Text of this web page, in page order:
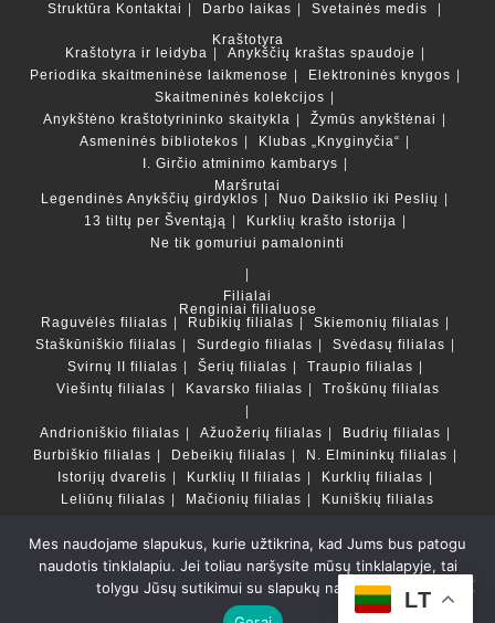
Struktūra Kontaktai Darbo laikas
Svetainės medis
Kraštotyra
Kraštotyra ir leidyba
Anykščių kraštas spaudoje
Periodika skaitmeninėse laikmenose
Elektroninės knygos
Skaitmeninės kolekcijos
Anykštėno kraštotyrininko skaitykla
Žymūs anykštėnai
Asmeninės bibliotekos
Klubas „Knyginyčia“
I. Girčio atminimo kambarys
Maršrutai
Legendinės Anykščių girdyklos
Nuo Daikslio iki Peslių
13 tiltų per Šventąją
Kurklių krašto istorija
Ne tik gomuriui pamaloninti
Filialai
Renginiai filialuose
Raguvėlės filialas
Rubikių filialas
Skiemonių filialas
Staškūniškio filialas
Surdegio filialas
Svėdasų filialas
Svirnų II filialas
Šerių filialas
Traupio filialas
Viešintų filialas
Kavarsko filialas Troškūnų filialas
Andrioniškio filialas Ažuožerių filialas
Budrių filialas
Burbiškio filialas
Debeikių filialas
N. Elmininkų filialas
Istorijų dvarelis
Kurklių II filialas
Kurklių filialas
Leliūnų filialas
Mačionių filialas Kuniškių filialas
Duomenų bazės ir katalogai
LT
Copyright © Anykščių rajono savivaldybės Liudvikos ir
Stanislovo Didžiulių viešoji biblioteka 2022 Powered by
LT
Mes naudojame slapukus, kurie užtikrina, kad Jums bus patogu
naudotis tinklalapiu. Jei toliau naršysite mūsų tinklalapyje, tai
tolygu Jūsų sutikimui su slapukų naudojimu.